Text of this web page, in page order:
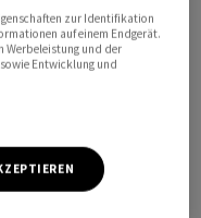
​Nvidia entwickelt
​der Lieferkette für
aus ‌der
neue Fabriken
Obwohl die Aktie
ein Viertel an
zur Identifikation
auf einem Endgerät.
Werbeleistung und der
Entwicklung und